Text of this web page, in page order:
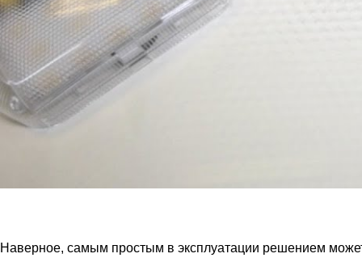
Наверное, самым простым в эксплуатации решением